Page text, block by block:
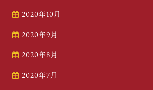
2020年10月
2020年9月
2020年8月
2020年7月